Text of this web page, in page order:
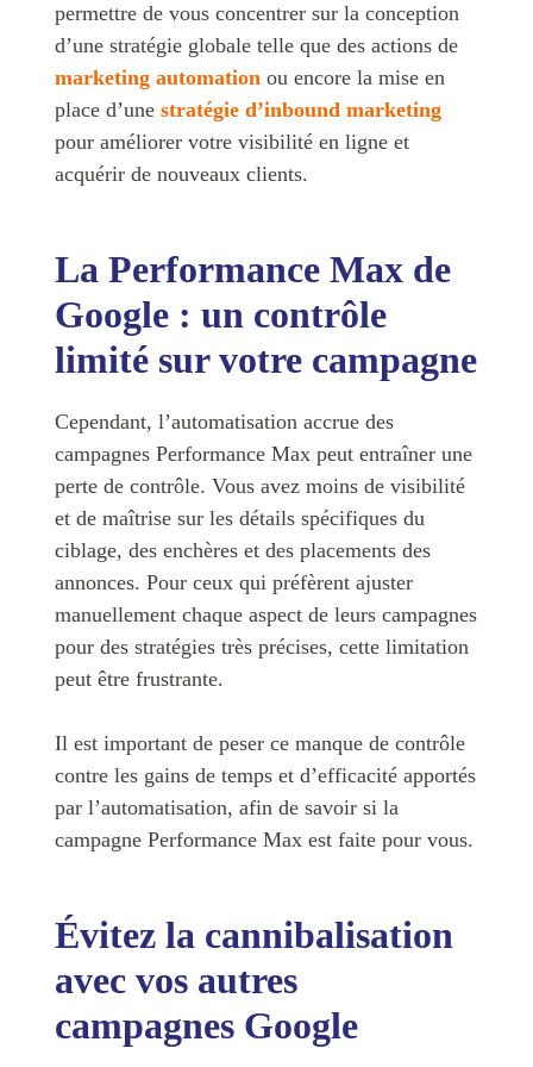
permettre de vous concentrer sur la conception
d’une stratégie globale telle que des actions de
marketing automationou encore la mise en
place d’une stratégie d’inbound marketing
pour améliorer votre visibilité en ligne et
acquérir de nouveaux clients.
La Performance Max de
Google : un contrôle
limité sur votre campagne
Cependant, l’automatisation accrue des
campagnes Performance Max peut entraîner une
perte de contrôle. Vous avez moins de visibilité
et de maîtrise sur les détails spécifiques du
ciblage, des enchères et des placements des
annonces. Pour ceux qui préfèrent ajuster
manuellement chaque aspect de leurs campagnes
pour des stratégies très précises, cette limitation
peut être frustrante.
Il est important de peser ce manque de contrôle
contre les gains de temps et d’efficacité apportés
par l’automatisation, afin de savoir si la
campagne Performance Max est faite pour vous.
Évitez la cannibalisation
avec vos autres
campagnes Google